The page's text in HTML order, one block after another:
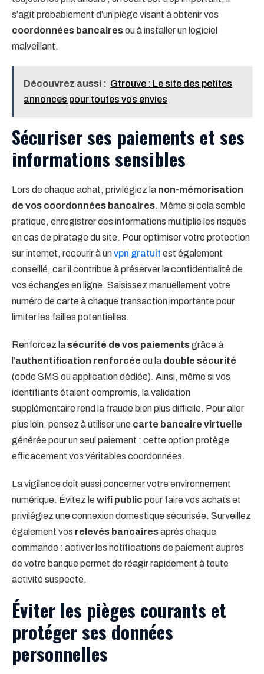
s’agit probablement d’un piège visant à obtenir vos
coordonnées bancairesou à installer un logiciel
malveillant.
Découvrez aussi : Gtrouve : Le site des petites
annonces pour toutes vos envies
Sécuriser ses paiements et ses
informations sensibles
Lors de chaque achat, privilégiez la non-mémorisation
de vos coordonnées bancaires. Même si cela semble
pratique, enregistrer ces informations multiplie les risques
en cas de piratage du site. Pour optimiser votre protection
sur internet, recourir à unvpn gratuit est également
conseillé, car il contribue à préserver la confidentialité de
vos échanges en ligne. Saisissez manuellement votre
numéro de carte à chaque transaction importante pour
limiter les failles potentielles.
Renforcez lasécurité de vos paiementsgrâce à
l’authentification renforcée ou la double sécurité
(code SMS ou application dédiée). Ainsi, même si vos
identifiants étaient compromis, la validation
supplémentaire rend la fraude bien plus difficile. Pour aller
plus loin, pensez à utiliser une carte bancaire virtuelle
générée pour un seul paiement : cette option protège
efficacement vos véritables coordonnées.
La vigilance doit aussi concerner votre environnement
numérique. Évitez lewifi public pour faire vos achats et
privilégiez une connexion domestique sécurisée. Surveillez
également vos relevés bancairesaprès chaque
commande : activer les notifications de paiement auprès
de votre banque permet de réagir rapidement à toute
activité suspecte.
Éviter les pièges courants et
protéger ses données
personnelles